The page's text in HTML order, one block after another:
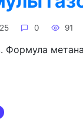
0 91
Формула